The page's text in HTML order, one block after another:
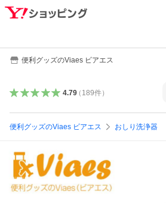
便利グッズのViaes ビアエス
4.79（ 189件）
便利グッズのViaes ビアエス おしり洗浄器